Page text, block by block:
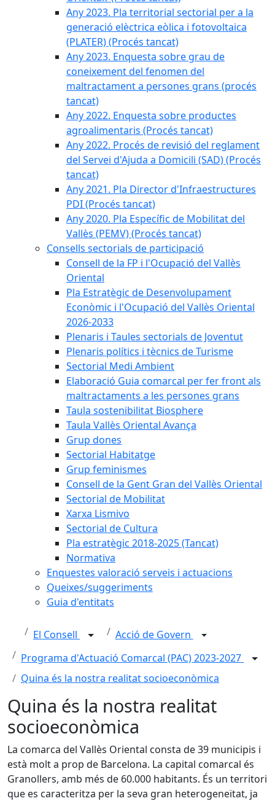
Any 2023. Pla territorial sectorial per a la
generació elèctrica eòlica i fotovoltaica
(PLATER) (Procés tancat)
Any 2023. Enquesta sobre grau de
coneixement del fenomen del
maltractament a persones grans (procés
tancat)
Any 2022. Enquesta sobre productes
agroalimentaris (Procés tancat)
Any 2022. Procés de revisió del reglament
del Servei d'Ajuda a Domicili (SAD) (Procés
tancat)
Any 2021. Pla Director d'Infraestructures
PDI (Procés tancat)
Any 2020. Pla Específic de Mobilitat del
Vallès (PEMV) (Procés tancat)
Consells sectorials de participació
Consell de la FP i l'Ocupació del Vallès
Oriental
Pla Estratègic de Desenvolupament
Econòmic i l'Ocupació del Vallès Oriental
2026-2033
Plenaris i Taules sectorials de Joventut
Plenaris polítics i tècnics de Turisme
Sectorial Medi Ambient
Elaboració Guia comarcal per fer front als
maltractaments a les persones grans
Taula sostenibilitat Biosphere
Taula Vallès Oriental Avança
Grup dones
Sectorial Habitatge
Grup feminismes
Consell de la Gent Gran del Vallès Oriental
Sectorial de Mobilitat
Xarxa Lismivo
Sectorial de Cultura
Pla estratègic 2018-2025 (Tancat)
Normativa
Enquestes valoració serveis i actuacions
Queixes/suggeriments
Guia d'entitats
El Consell
Acció de Govern
Programa d'Actuació Comarcal (PAC) 2023-2027
Quina és la nostra realitat socioeconòmica
Quina és la nostra realitat
socioeconòmica
La comarca del Vallès Oriental consta de 39 municipis i
està molt a prop de Barcelona. La capital comarcal és
Granollers, amb més de 60.000 habitants. És un territori
que es caracteritza per la seva gran heterogeneïtat, ja